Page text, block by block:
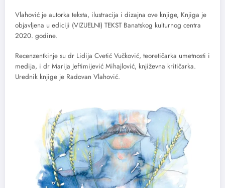
Vlahović je autorka teksta, ilustracija i dizajna ove knjige, Knjiga je
objavljena u ediciji (VIZUELNI) TEKST Banatskog kulturnog centra
2020. godine.
Recenzentkinje su dr Lidija Cvetić Vučković, teoretičarka umetnosti i
medija, i dr Marija Jeftimijević Mihajlović, književna kritičarka.
Urednik knjige je Radovan Vlahović.